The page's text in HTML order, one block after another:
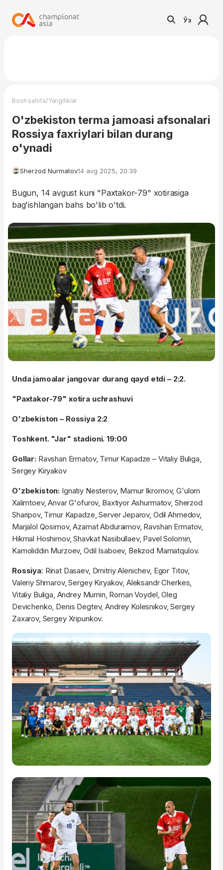
Ўз
Bosh sahifa/Yangiliklar
O'zbekiston terma jamoasi afsonalari
Rossiya faxriylari bilan durang
o'ynadi
Sherzod Nurmatov14 avg 2025, 20:39
Bugun, 14 avgust kuni "Paxtakor-79" xotirasiga
bag'ishlangan bahs bo'lib o'tdi.
Unda jamoalar jangovar durang qayd etdi – 2:2.
"Paxtakor-79" xotira uchrashuvi
O'zbekiston – Rossiya 2:2
Toshkent. "Jar" stadioni. 19:00
Gollar: Ravshan Ermatov, Timur Kapadze – Vitaliy Buliga,
Sergey Kiryakov
O'zbekiston: Ignatiy Nesterov, Mamur Ikromov, G'ulom
Xalimtoev, Anvar G'ofurov, Baxtiyor Ashurmatov, Sherzod
Sharipov, Timur Kapadze, Server Jeparov, Odil Ahmedov,
Marjalol Qosimov, Azamat Abduraimov, Ravshan Ermatov,
Hikmal Hoshimov, Shavkat Nasibullaev, Pavel Solomin,
Kamoliddin Murzoev, Odil Isaboev, Bekzod Mamatqulov.
Rossiya: Rinat Dasaev, Dmitriy Alenichev, Egor Titov,
Valeriy Shmarov, Sergey Kiryakov, Aleksandr Cherkes,
Vitaliy Buliga, Andrey Murnin, Roman Voydel, Oleg
Devichenko, Denis Degtev, Andrey Kolesnikov, Sergey
Zaxarov, Sergey Xripunkov.